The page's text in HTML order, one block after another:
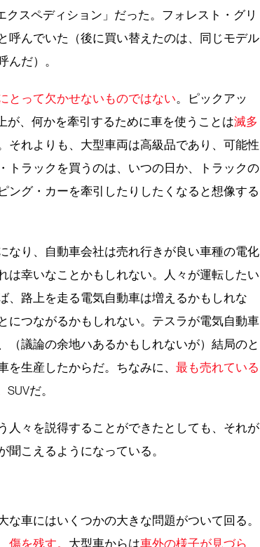
クスペディション」だった。フォレスト・グリ
呼んでいた（後に買い替えたのは、同じモデル
んだ）。
とって欠かせないものではない。ピックアッ
が、何かを牽引するために車を使うことは滅多
それよりも、大型車両は高級品であり、可能性
トラックを買うのは、いつの日か、トラックの
ング・カーを牽引したりしたくなると想像する
なり、自動車会社は売れ行きが良い車種の電化
は幸いなことかもしれない。人々が運転したい
、路上を走る電気自動車は増えるかもしれな
につながるかもしれない。テスラが電気自動車
（議論の余地ハあるかもしれないが）結局のと
を生産したからだ。ちなみに、 最も売れている
SUVだ。
人々を説得することができたとしても、それが
聞こえるようになっている。
車にはいくつかの大きな問題がついて回る。
傷を残す。 大型車からは車外の様子が見づら